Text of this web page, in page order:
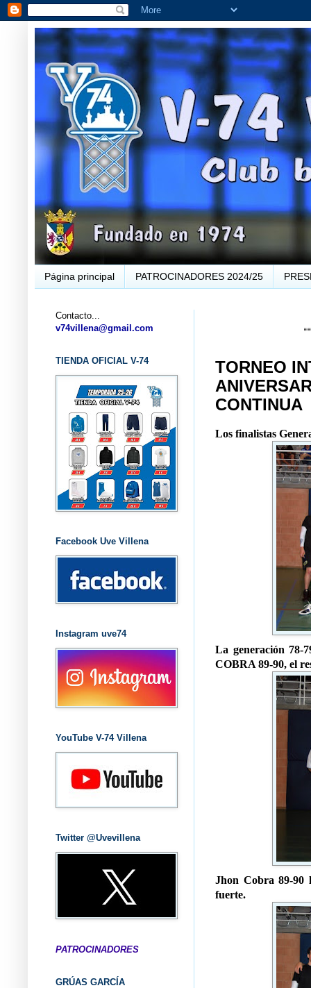
Página principal PATROCINADORES 2024/25
... CLUB
TORNEO
CONTINUA
Los finalistas
La generación 78-
COBRA 89-90, el
Jhon Cobra 89-90
fuerte.
Contacto...
v74villena@gmail.com
TIENDA OFICIAL V-74
Facebook Uve Villena
Instagram uve74
YouTube V-74 Villena
Twitter @Uvevillena
PATROCINADORES
GRÚAS GARCÍA